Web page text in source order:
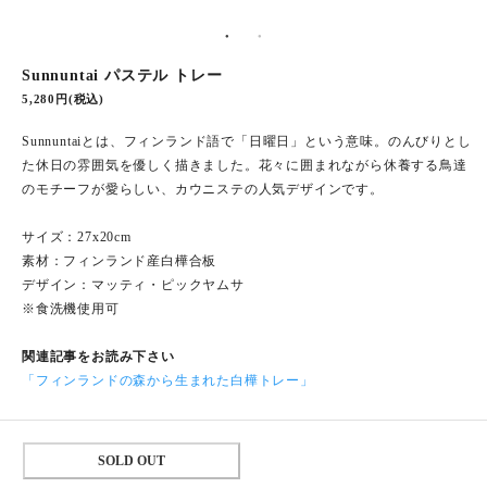
Sunnuntai パステル トレー
5,280円(税込)
Sunnuntaiとは、フィンランド語で「日曜日」という意味。のんびりとし
た休日の雰囲気を優しく描きました。花々に囲まれながら休養する鳥達
のモチーフが愛らしい、カウニステの人気デザインです。
サイズ：27x20cm
素材：フィンランド産白樺合板
デザイン：マッティ・ピックヤムサ
※食洗機使用可
関連記事をお読み下さい
「フィンランドの森から生まれた白樺トレー」
SOLD OUT